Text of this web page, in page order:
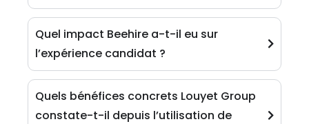
Quel impact Beehire a-t-il eu sur
l’expérience candidat ?
Quels bénéfices concrets Louyet Group
constate-t-il depuis l’utilisation de